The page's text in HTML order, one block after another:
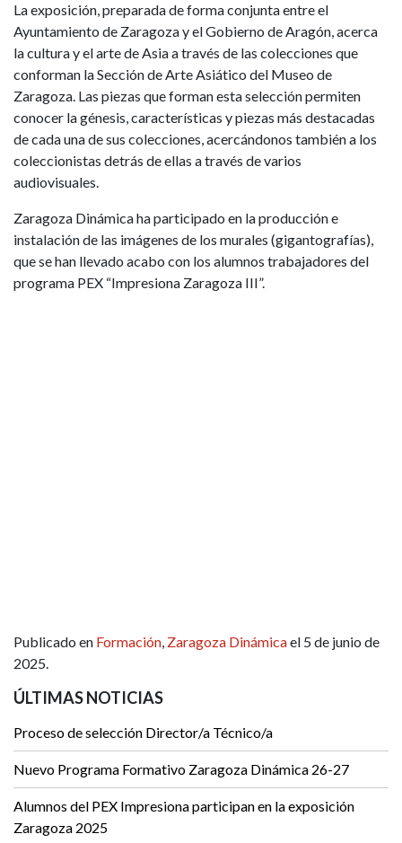
La exposición, preparada de forma conjunta entre el
Ayuntamiento de Zaragoza y el Gobierno de Aragón, acerca
la cultura y el arte de Asia a través de las colecciones que
conforman la Sección de Arte Asiático del Museo de
Zaragoza. Las piezas que forman esta selección permiten
conocer la génesis, características y piezas más destacadas
de cada una de sus colecciones, acercándonos también a los
coleccionistas detrás de ellas a través de varios
audiovisuales.
Zaragoza Dinámica ha participado en la producción e
instalación de las imágenes de los murales (gigantografías),
que se han llevado acabo con los alumnos trabajadores del
programa PEX “Impresiona Zaragoza III”.
Publicado en Formación, Zaragoza Dinámicael 5 de junio de
2025.
ÚLTIMAS NOTICIAS
Proceso de selección Director/a Técnico/a
Nuevo Programa Formativo Zaragoza Dinámica 26-27
Alumnos del PEX Impresiona participan en la exposición
Zaragoza 2025